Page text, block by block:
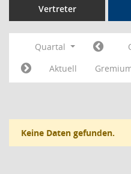
Vertreter
Quartal
Aktuell
Keine Daten gefunden.